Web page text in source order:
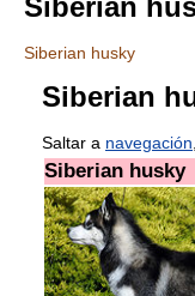
Siberian
Siberian husky
Siberian
Saltar a navegación
Siberian husky